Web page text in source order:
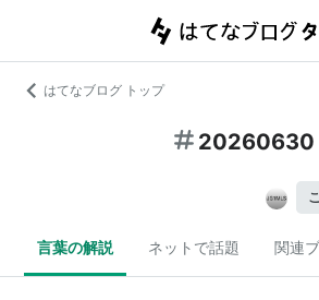
はてなブログ トップ
20260630
言葉の解説 ネットで話題 関連